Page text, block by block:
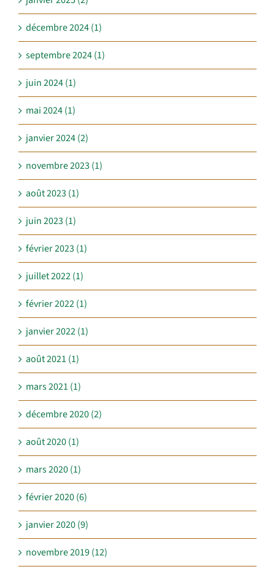
décembre 2024 (1)
septembre 2024 (1)
juin 2024 (1)
mai 2024 (1)
janvier 2024 (2)
novembre 2023 (1)
août 2023 (1)
juin 2023 (1)
février 2023 (1)
juillet 2022 (1)
février 2022 (1)
janvier 2022 (1)
août 2021 (1)
mars 2021 (1)
décembre 2020 (2)
août 2020 (1)
mars 2020 (1)
février 2020 (6)
janvier 2020 (9)
novembre 2019 (12)